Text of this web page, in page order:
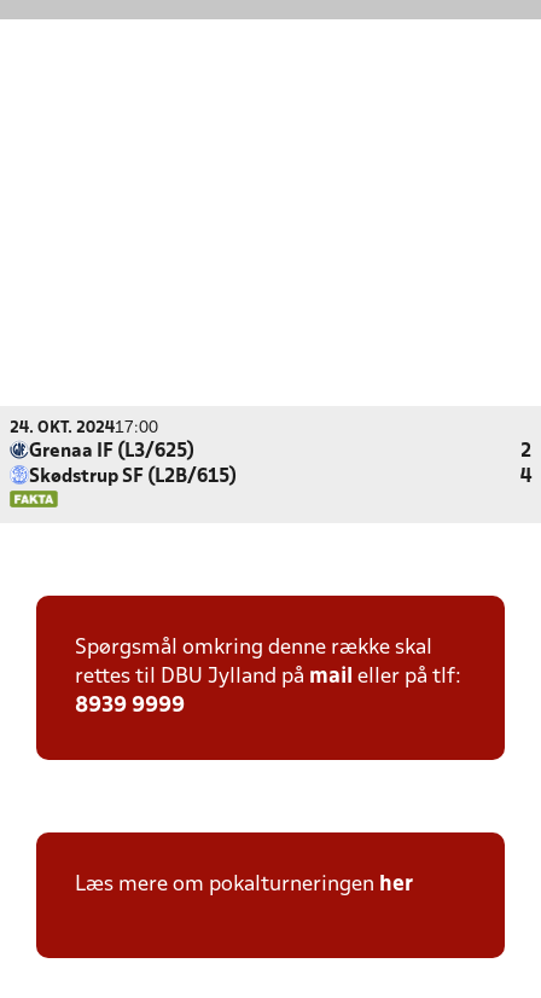
24. OKT. 202417:00
Grenaa IF (L3/625)
2
Skødstrup SF (L2B/615)
4
Spørgsmål omkring denne række skal
rettes til DBU Jylland på mail eller på tlf:
8939 9999
Læs mere om pokalturneringen her